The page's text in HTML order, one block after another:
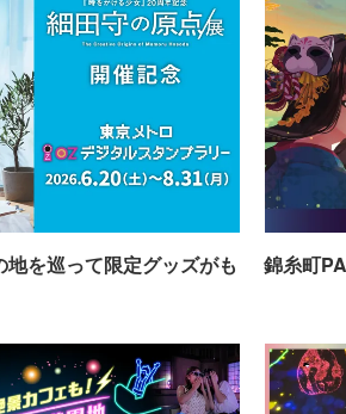
を巡って限定グッズがも
錦糸町